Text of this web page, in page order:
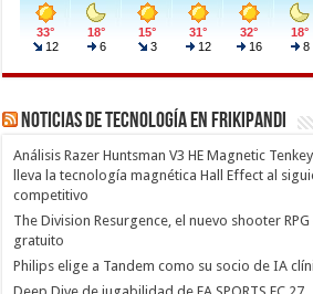
Noticias de Tecnología en Frikipandi
Análisis Razer Huntsman V3 HE Magnetic
lleva la tecnología magnética Hall Effect al
competitivo
The Division Resurgence, el nuevo shooter
gratuito
Philips elige a Tandem como su socio de IA